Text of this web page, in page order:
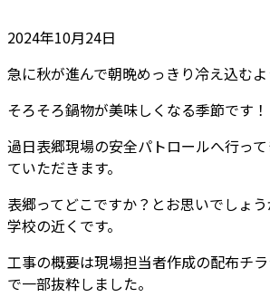
2024年10月24日
急に秋が進んで朝晩めっきり冷え込むよ
そろそろ鍋物が美味しくなる季節です！
過日表郷現場の安全パトロールへ行っ
ていただきます。
表郷ってどこですか？とお思いでしょ
学校の近くです。
工事の概要は現場担当者作成の配布チ
で一部抜粋しました。